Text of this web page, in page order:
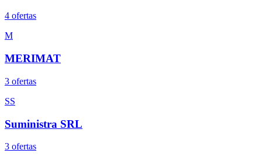
4 ofertas
M
MERIMAT
3 ofertas
SS
Suministra SRL
3 ofertas